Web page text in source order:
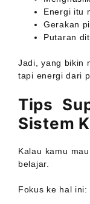
Energi itu
Gerakan
Putaran
Jadi, yang bikin
tapi energi dari
Tips
Sistem
Kalau kamu
belajar.
Fokus ke hal ini: